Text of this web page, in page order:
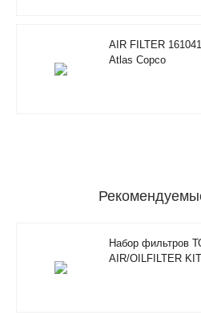
AIR FILTER
Atlas Copco
Набор фильтров
AIR/OILFILTER